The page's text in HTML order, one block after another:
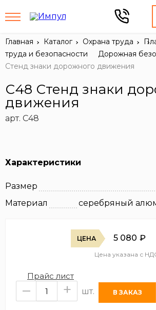
Главная Каталог Охрана труда
труда и безопасности
Дорожная
Стенд знаки дорожного движения
С48 Стенд знаки
движения
арт. С48
Характеристики
Размер
Материал
серебряный
ЦЕНА 5 080 ₽
Цена указана с
Прайс лист
– + шт.